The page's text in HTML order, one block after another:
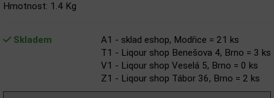
Hmotnost: 1.4 Kg
Skladem
A1 - sklad eshop, Modřice = 21 ks
T1 - Liqour shop Benešova 4, Brno = 3 ks
V1 - Liqour shop Veselá 5, Brno = 0 ks
Z1 - Liqour shop Tábor 36, Brno = 2 ks